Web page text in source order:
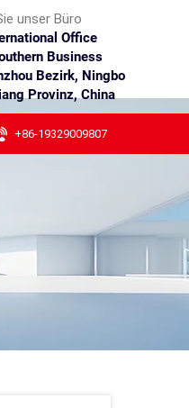
unser Büro
Office
Business
Bezirk, Ningbo
Provinz, China
+86-19329009807